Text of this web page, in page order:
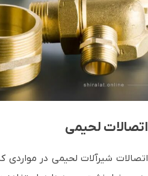
اتصالات لحیمی
اتصالات شیرآلات لحیمی در مواردی